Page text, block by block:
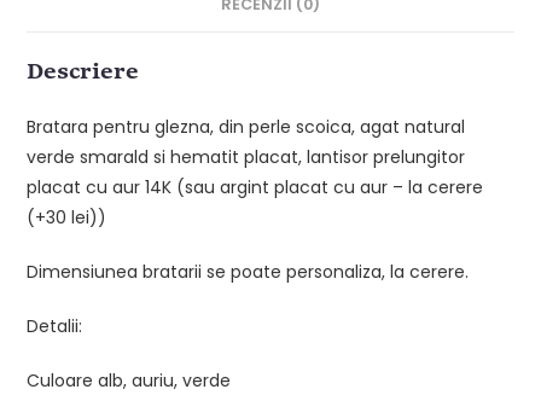
RECENZII (0)
Descriere
Bratara pentru glezna, din perle scoica, agat natural
verde smarald si hematit placat, lantisor prelungitor
placat cu aur 14K (sau argint placat cu aur – la cerere
(+30 lei))
Dimensiunea bratarii se poate personaliza, la cerere.
Detalii:
Culoare alb, auriu, verde